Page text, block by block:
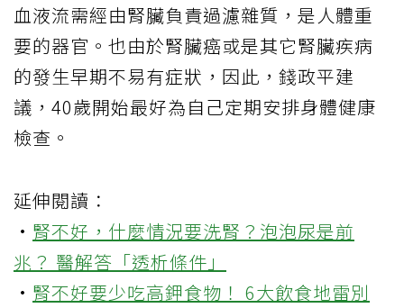
血液流需經由腎臟負責過濾雜質，是人體重
要的器官。也由於腎臟癌或是其它腎臟疾病
的發生早期不易有症狀，因此，錢政平建
議， 40歲開始最好為自己定期安排身體健康
檢查。
延伸閱讀：
· 腎不好，什麼情況要洗腎？泡泡尿是前
兆？ 醫解答「透析條件」
· 腎不好要少吃高鉀食物！ 6大飲食地雷別